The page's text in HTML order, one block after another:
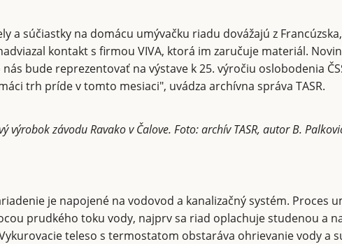
a súčiastky na domácu umývačku riadu dovážajú z
kontakt s firmou VIVA, ktorá im zaručuje materiál.
nás bude reprezentovať na výstave k 25. výročiu oslobodenia
trh príde v tomto mesiaci", uvádza archívna správa TASR.
výrobok závodu Ravako v Čalove. Foto: archív TASR, autor B.
je napojené na vodovod a kanalizačný systém. Proces
prudkého toku vody, najprv sa riad oplachuje studenou a
teleso s termostatom obstaráva ohrievanie vody a